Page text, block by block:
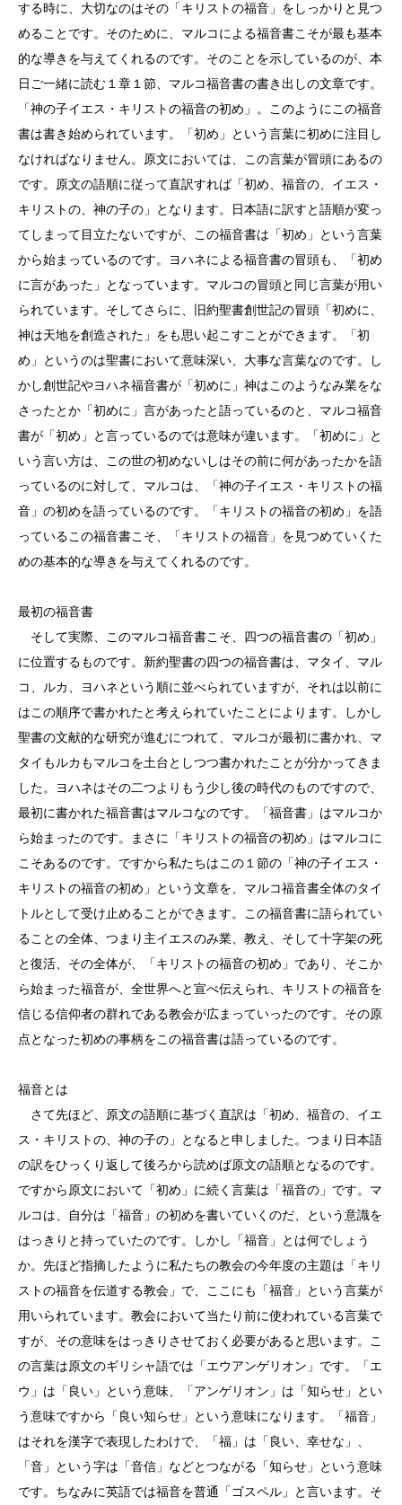
する時に、大切なのはその「キリストの福音」をしっかりと見つ
めることです。そのために、マルコによる福音書こそが最も基本
的な導きを与えてくれるのです。そのことを示しているのが、本
日ご一緒に読む１章１節、マルコ福音書の書き出しの文章です。
「神の子イエス・キリストの福音の初め」。このようにこの福音
書は書き始められています。「初め」という言葉に初めに注目し
なければなりません。原文においては、この言葉が冒頭にあるの
です。原文の語順に従って直訳すれば「初め、福音の、イエス・
キリストの、神の子の」となります。日本語に訳すと語順が変っ
てしまって目立たないですが、この福音書は「初め」という言葉
から始まっているのです。ヨハネによる福音書の冒頭も、「初め
に言があった」となっています。マルコの冒頭と同じ言葉が用い
られています。そしてさらに、旧約聖書創世記の冒頭「初めに、
神は天地を創造された」をも思い起こすことができます。「初
め」というのは聖書において意味深い、大事な言葉なのです。し
かし創世記やヨハネ福音書が「初めに」神はこのようなみ業をな
さったとか「初めに」言があったと語っているのと、マルコ福音
書が「初め」と言っているのでは意味が違います。「初めに」と
いう言い方は、この世の初めないしはその前に何があったかを語
っているのに対して、マルコは、「神の子イエス・キリストの福
音」の初めを語っているのです。「キリストの福音の初め」を語
っているこの福音書こそ、「キリストの福音」を見つめていくた
めの基本的な導きを与えてくれるのです。
最初の福音書
そして実際、このマルコ福音書こそ、四つの福音書の「初め」
に位置するものです。新約聖書の四つの福音書は、マタイ、マル
コ、ルカ、ヨハネという順に並べられていますが、それは以前に
はこの順序で書かれたと考えられていたことによります。しかし
聖書の文献的な研究が進むにつれて、マルコが最初に書かれ、マ
タイもルカもマルコを土台としつつ書かれたことが分かってきま
した。ヨハネはその二つよりもう少し後の時代のものですので、
最初に書かれた福音書はマルコなのです。「福音書」はマルコか
ら始まったのです。まさに「キリストの福音の初め」はマルコに
こそあるのです。ですから私たちはこの１節の「神の子イエス・
キリストの福音の初め」という文章を、マルコ福音書全体のタイ
トルとして受け止めることができます。この福音書に語られてい
ることの全体、つまり主イエスのみ業、教え、そして十字架の死
と復活、その全体が、「キリストの福音の初め」であり、そこか
ら始まった福音が、全世界へと宣べ伝えられ、キリストの福音を
信じる信仰者の群れである教会が広まっていったのです。その原
点となった初めの事柄をこの福音書は語っているのです。
福音とは
さて先ほど、原文の語順に基づく直訳は「初め、福音の、イエ
ス・キリストの、神の子の」となると申しました。つまり日本語
の訳をひっくり返して後ろから読めば原文の語順となるのです。
ですから原文において「初め」に続く言葉は「福音の」です。マ
ルコは、自分は「福音」の初めを書いていくのだ、という意識を
はっきりと持っていたのです。しかし「福音」とは何でしょう
か。先ほど指摘したように私たちの教会の今年度の主題は「キリ
ストの福音を伝道する教会」で、ここにも「福音」という言葉が
用いられています。教会において当たり前に使われている言葉で
すが、その意味をはっきりさせておく必要があると思います。こ
の言葉は原文のギリシャ語では「エウアンゲリオン」です。「エ
ウ」は「良い」という意味、「アンゲリオン」は「知らせ」とい
う意味ですから「良い知らせ」という意味になります。「福音」
はそれを漢字で表現したわけで、「福」は「良い、幸せな」、
「音」という字は「音信」などとつながる「知らせ」という意味
です。ちなみに英語では福音を普通「ゴスペル」と言います。そ